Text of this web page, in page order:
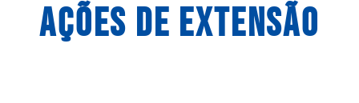
AçÕES de extensão